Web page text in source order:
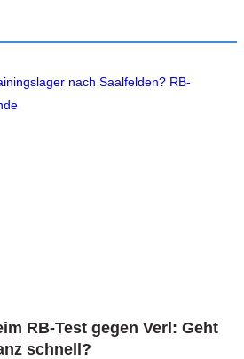
RB-Test gegen Verl: Geht
schnell?